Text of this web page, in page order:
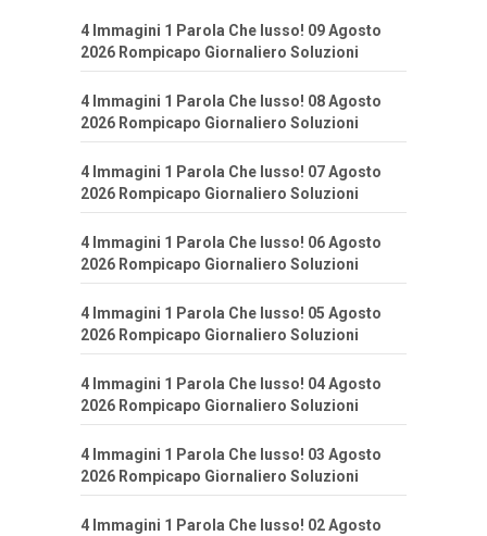
4 Immagini 1 Parola Che lusso! 09 Agosto
2026 Rompicapo Giornaliero Soluzioni
4 Immagini 1 Parola Che lusso! 08 Agosto
2026 Rompicapo Giornaliero Soluzioni
4 Immagini 1 Parola Che lusso! 07 Agosto
2026 Rompicapo Giornaliero Soluzioni
4 Immagini 1 Parola Che lusso! 06 Agosto
2026 Rompicapo Giornaliero Soluzioni
4 Immagini 1 Parola Che lusso! 05 Agosto
2026 Rompicapo Giornaliero Soluzioni
4 Immagini 1 Parola Che lusso! 04 Agosto
2026 Rompicapo Giornaliero Soluzioni
4 Immagini 1 Parola Che lusso! 03 Agosto
2026 Rompicapo Giornaliero Soluzioni
4 Immagini 1 Parola Che lusso! 02 Agosto